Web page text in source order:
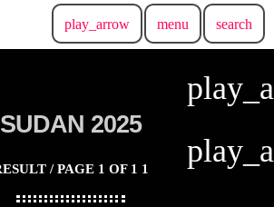
search
menu
play_arrow
SUDAN 2025
1 RESULT / PAGE 1 OF 1